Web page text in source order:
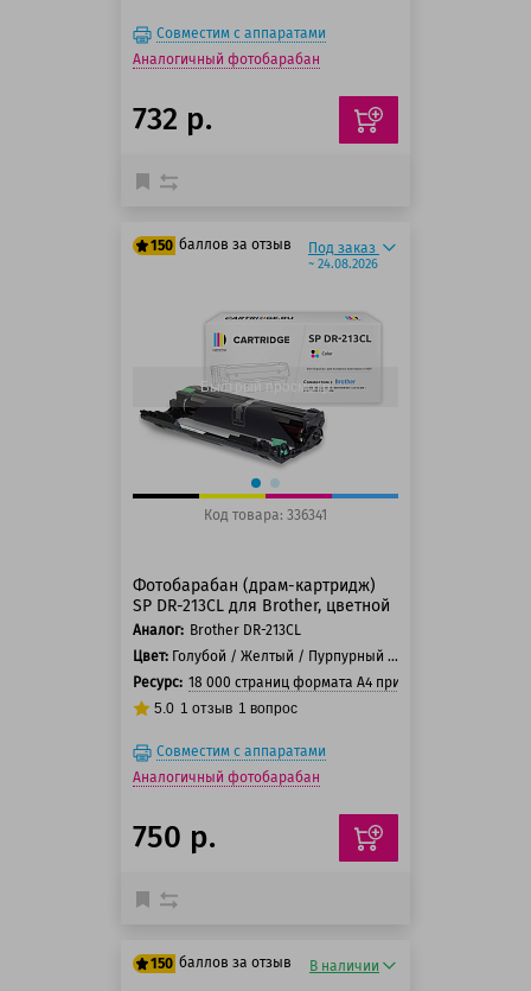
Совместим с аппаратами
Аналогичный фотобарабан
732 р.
150 баллов за отзыв
125 баллов
150 баллов
Под заказ
~ 24.08.2026
Быстрый просмотр
Код товара: 336341
Фотобарабан (драм-картридж)
SP DR-213CL для Brother, цветной
Аналог: Brother DR-213CL
Цвет: Голубой / Желтый / Пурпурный / Черный
Ресурс: 18 000 страниц формата А4 при 5% заполнении
5.0 1 отзыв 1 вопрос
Совместим с аппаратами
Аналогичный фотобарабан
750 р.
150 баллов за отзыв В наличии